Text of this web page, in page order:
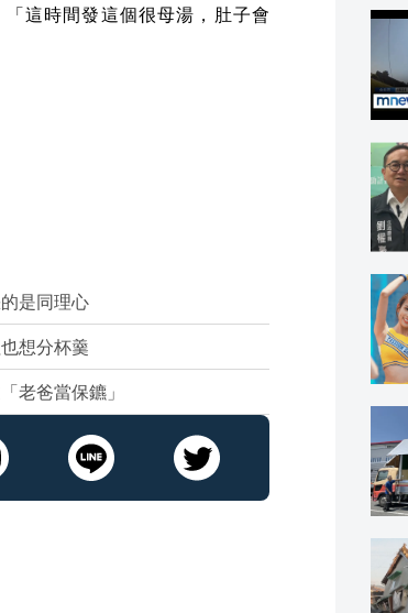
這時間發這個很母湯，肚子會
是同理心
想分杯羹
老爸當保鑣」